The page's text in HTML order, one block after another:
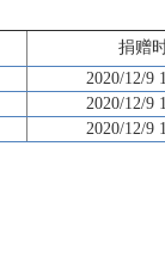
捐赠
2020/12/9
2020/12/9
2020/12/9